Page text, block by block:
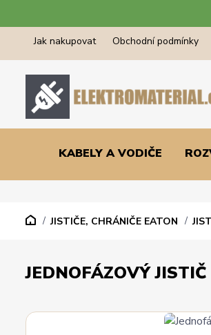
Jak nakupovat Obchodní podmínky
KABELY A VODIČE
JISTIČE, CHRÁNIČE EATON
JEDNOFÁZOVÝ